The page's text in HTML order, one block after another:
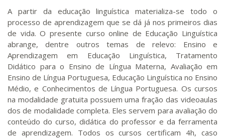
A partir da educação linguística materializa-se todo o
processo de aprendizagem que se dá já nos primeiros dias
de vida. O presente curso online de Educação Linguística
abrange, dentre outros temas de relevo: Ensino e
Aprendizagem em Educação Linguística, Tratamento
Didático para o Ensino de Língua Materna, Avaliação em
Ensino de Língua Portuguesa, Educação Linguística no Ensino
Médio, e Conhecimentos de Língua Portuguesa. Os cursos
na modalidade gratuita possuem uma fração das videoaulas
dos de modalidade completa. Eles servem para avaliação do
conteúdo do curso, didática do professor e da ferramenta
de aprendizagem. Todos os cursos certificam 4h, caso